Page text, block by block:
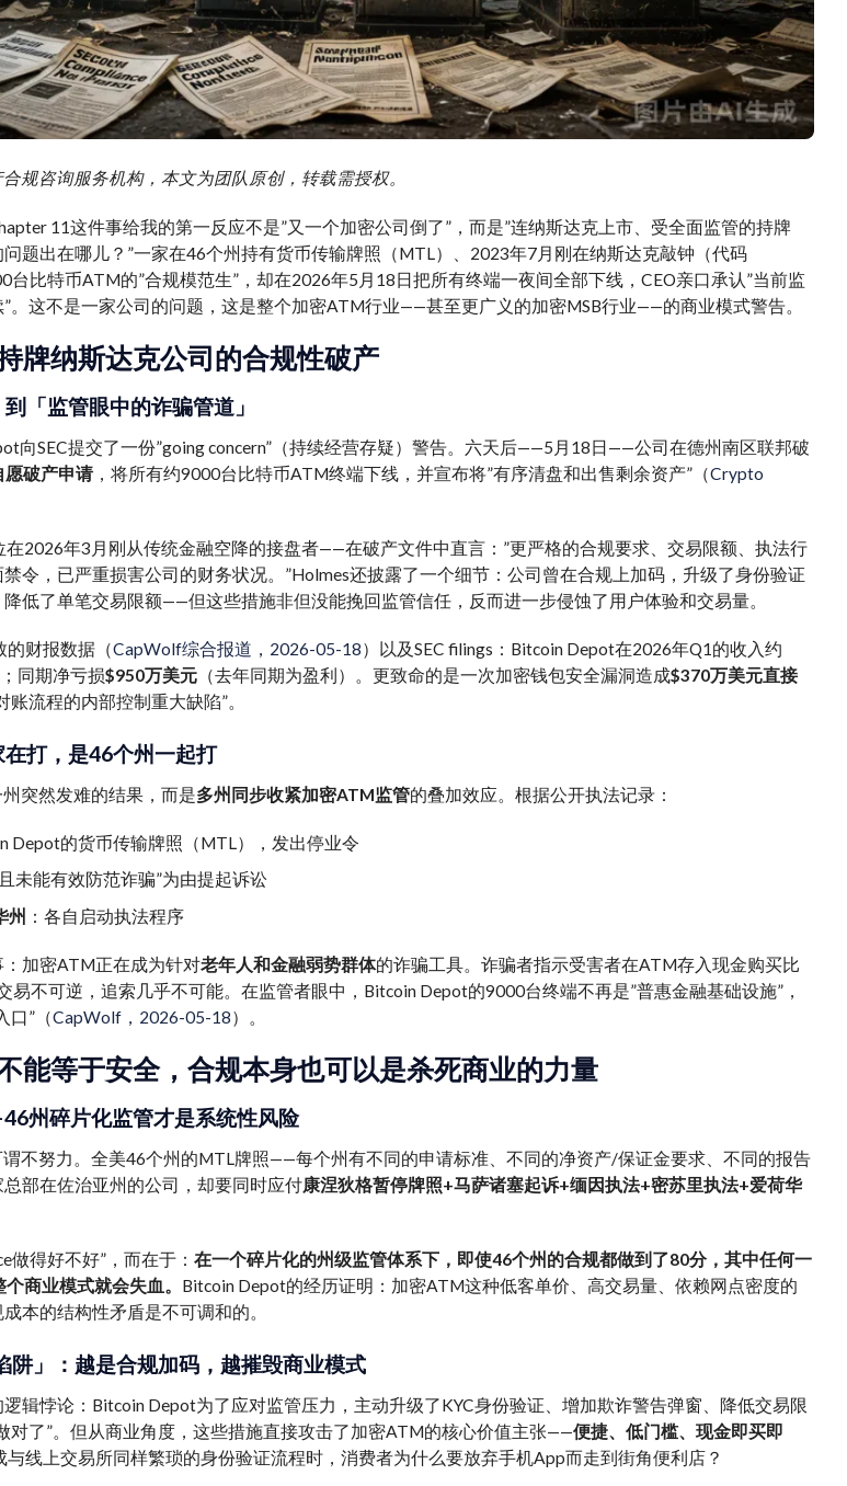
规咨询服务机构，本文为团队原创，转载需授权。
11这件事给我的第一反应不是”又一个加密公司倒了”，而是”连纳斯达克上市、受全面监管的持牌
题出在哪儿？”一家在46个州持有货币传输牌照（MTL）、2023年7月刚在纳斯达克敲钟（代码
台比特币ATM的”合规模范生”，却在2026年5月18日把所有终端一夜间全部下线，CEO亲口承认”当前监
。这不是一家公司的问题，这是整个加密ATM行业——甚至更广义的加密MSB行业——的商业模式警告。
牌纳斯达克公司的合规性破产
「监管眼中的诈骗管道」
向SEC提交了一份”going concern”（持续经营存疑）警告。六天后——5月18日——公司在德州南区联邦破
愿破产申请 ，将所有约9000台比特币ATM终端下线，并宣布将”有序清盘和出售剩余资产”（Crypto
在2026年3月刚从传统金融空降的接盘者——在破产文件中直言：”更严格的合规要求、交易限额、执法行
令，已严重损害公司的财务状况。”Holmes还披露了一个细节：公司曾在合规上加码，升级了身份验证
低了单笔交易限额——但这些措施非但没能挽回监管信任，反而进一步侵蚀了用户体验和交易量。
的财报数据（CapWolf综合报道，2026-05-18）以及SEC filings：Bitcoin Depot在2026年Q1的收入约
；同期净亏损$950万美元 （去年同期为盈利）。更致命的是一次加密钱包安全漏洞造成$370万美元直接
账流程的内部控制重大缺陷”。
打，是46个州一起打
突然发难的结果，而是多州同步收紧加密ATM监管的叠加效应。根据公开执法记录：
Depot的货币传输牌照（MTL），发出停业令
未能有效防范诈骗”为由提起诉讼
州 ：各自启动执法程序
加密ATM正在成为针对老年人和金融弱势群体的诈骗工具。诈骗者指示受害者在ATM存入现金购买比
不可逆，追索几乎不可能。在监管者眼中，Bitcoin Depot的9000台终端不再是”普惠金融基础设施”，
口”（CapWolf，2026-05-18）。
能等于安全，合规本身也可以是杀死商业的力量
州碎片化监管才是系统性风险
不努力。全美46个州的MTL牌照——每个州有不同的申请标准、不同的净资产/保证金要求、不同的报告
部在佐治亚州的公司，却要同时应付康涅狄格暂停牌照+马萨诸塞起诉+缅因执法+密苏里执法+爱荷华
做得好不好”，而在于： 在一个碎片化的州级监管体系下，即使46个州的合规都做到了80分，其中任何一
商业模式就会失血。 Bitcoin Depot的经历证明：加密ATM这种低客单价、高交易量、依赖网点密度的
本的结构性矛盾是不可调和的。
阱」：越是合规加码，越摧毁商业模式
辑悖论：Bitcoin Depot为了应对监管压力，主动升级了KYC身份验证、增加欺诈警告弹窗、降低交易限
对了”。但从商业角度，这些措施直接攻击了加密ATM的核心价值主张——便捷、低门槛、现金即买即
线上交易所同样繁琐的身份验证流程时，消费者为什么要放弃手机App而走到街角便利店？